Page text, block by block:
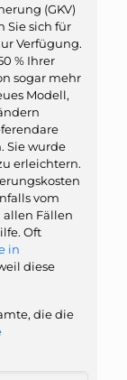
(GKV)
Sie sich für
Verfügung.
% Ihrer
sogar mehr
Modell,
Sie wurde
erleichtern.
vom
Fällen
Oft
in
diese
die die